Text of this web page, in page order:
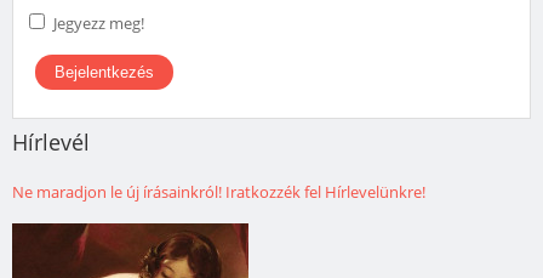
Jegyezz meg!
Hírlevél
Ne maradjon le új írásainkról! Iratkozzék fel Hírlevelünkre!